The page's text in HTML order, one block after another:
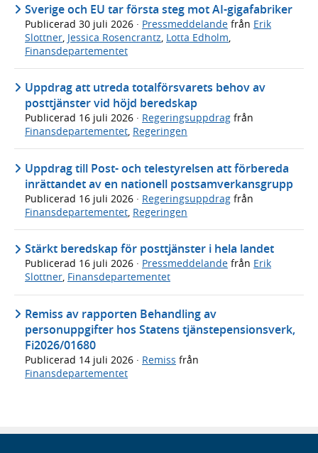
Sverige och EU tar första steg mot AI-gigafabriker
Publicerad 30 juli 2026 · Pressmeddelande från Erik
Slottner Jessica Rosencrantz Lotta Edholm
Finansdepartementet
Uppdrag att utreda totalförsvarets behov av
posttjänster vid höjd beredskap
Publicerad 16 juli 2026 · Regeringsuppdrag från
Finansdepartementet, Regeringen
Uppdrag till Post- och telestyrelsen att förbereda
inrättandet av en nationell postsamverkansgrupp
Publicerad 16 juli 2026 · Regeringsuppdrag från
Finansdepartementet, Regeringen
Stärkt beredskap för posttjänster i hela landet
Publicerad 16 juli 2026 · Pressmeddelande från Erik
Slottner, Finansdepartementet
Remiss av rapporten Behandling av
personuppgifter hos Statens tjänstepensionsverk,
Fi2026/01680
Publicerad 14 juli 2026 · Remiss från
Finansdepartementet